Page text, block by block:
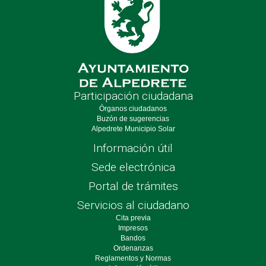
Participación ciudadana
Órganos ciudadanos
Buzón de sugerencias
Alpedrete Municipio Solar
Información útil
Sede electrónica
Portal de trámites
Servicios al ciudadano
Cita previa
Impresos
Bandos
Ordenanzas
Reglamentos y Normas